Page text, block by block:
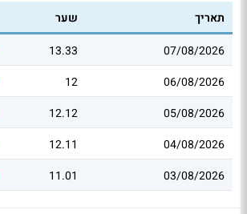
תאריך שער
07/08/2026
13.33
06/08/2026
12
05/08/2026
12.12
04/08/2026
12.11
03/08/2026
11.01